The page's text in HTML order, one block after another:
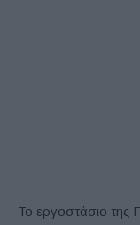
Το εργοστάσιο της